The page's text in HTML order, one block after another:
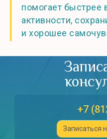
помогает быстрее
активности,
и хорошее
Записаться
+7